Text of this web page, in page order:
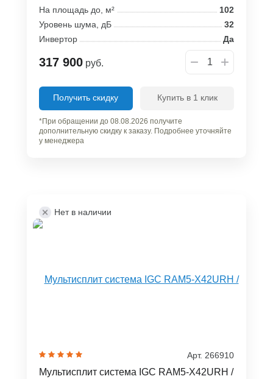
На площадь до, м²
102
Уровень шума, дБ
32
Инвертор
Да
317 900 руб.
Получить скидку Купить в 1 клик
*При обращении до 08.08.2026 получите
дополнительную скидку к заказу. Подробнее уточняйте
у менеджера
Нет в наличии
Арт. 266910
Мультисплит система IGC RAM5-X42URH /